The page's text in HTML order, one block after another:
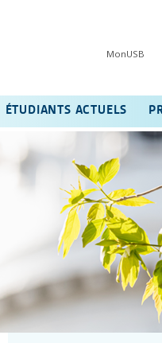
MonUSB
ÉTUDIANTS ACTUELS